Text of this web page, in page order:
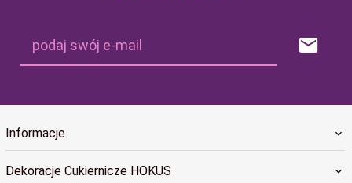
podaj swój e-mail
Informacje
Dekoracje Cukiernicze HOKUS